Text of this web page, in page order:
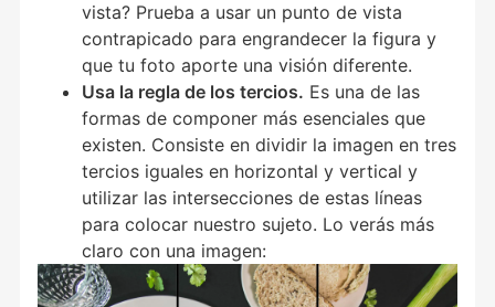
vista? Prueba a usar un punto de vista
contrapicado para engrandecer la figura y
que tu foto aporte una visión diferente.
Usa la regla de los tercios. Es una de las
formas de componer más esenciales que
existen. Consiste en dividir la imagen en tres
tercios iguales en horizontal y vertical y
utilizar las intersecciones de estas líneas
para colocar nuestro sujeto. Lo verás más
claro con una imagen: